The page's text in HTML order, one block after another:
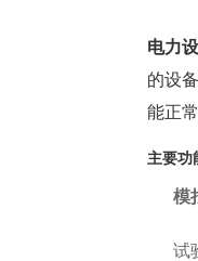
电力
的设
能正
主要功
模
试